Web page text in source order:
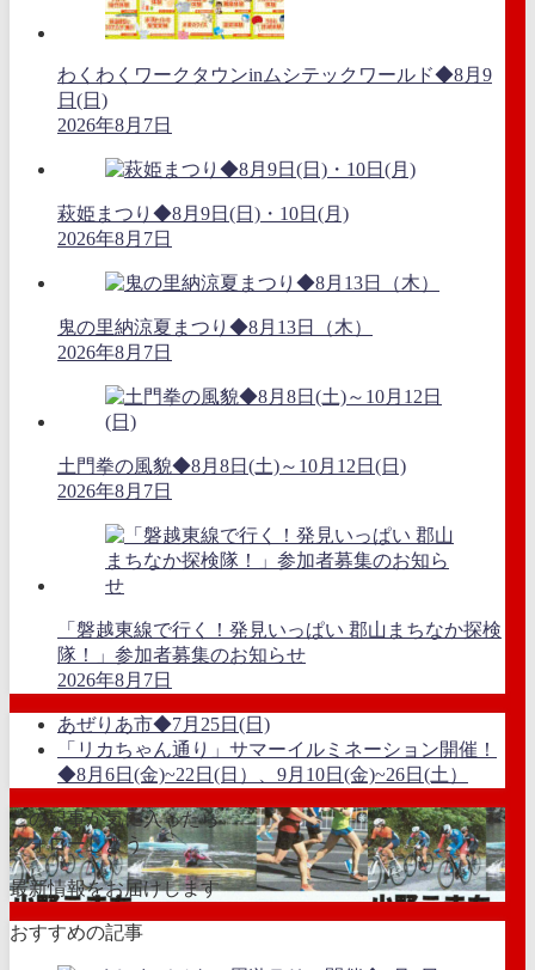
わくわくワークタウンinムシテックワールド◆8月9
日(日)
2026年8月7日
萩姫まつり◆8月9日(日)・10日(月)
2026年8月7日
鬼の里納涼夏まつり◆8月13日（木）
2026年8月7日
土門拳の風貌◆8月8日(土)～10月12日(日)
2026年8月7日
「磐越東線で行く！発見いっぱい 郡山まちなか探検
隊！」参加者募集のお知らせ
2026年8月7日
あぜりあ市◆7月25日(日)
「リカちゃん通り」サマーイルミネーション開催！
◆8月6日(金)~22日(日）、9月10日(金)~26日(土）
この記事が気に入ったら
フォローしよう
最新情報をお届けします
おすすめの記事